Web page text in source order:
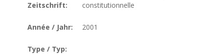
Zeitschrift:
constitutionnelle
Année / Jahr: 2001
Type / Typ: